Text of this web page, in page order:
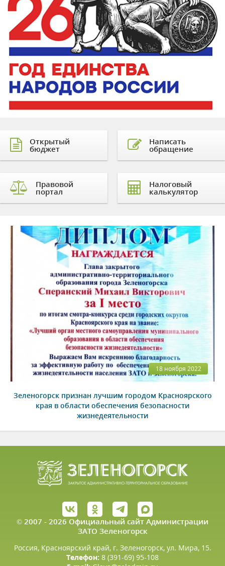
Открытый
бюджет
Правовой
портал
Написать
обращение
Налоговый
калькулятор
18 ноября 2022
Зеленогорск признан лучшим городом Красноярского
края в области обеспечения безопасности
жизнедеятельности
© 2007 - 2026 Официальный сайт Администрации
ЗАТО Зеленогорск
Россия, Красноярский край, г. Зеленогорск, ул. Мира, 15.
Телефон: 8 (391-69) 95-108